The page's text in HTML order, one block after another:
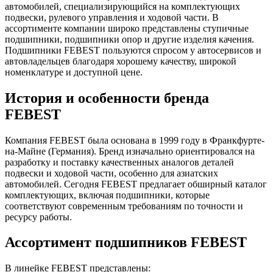
автомобилей, специализирующийся на комплектующих
подвески, рулевого управления и ходовой части. В
ассортименте компании широко представлены ступичные
подшипники, подшипники опор и другие изделия качения.
Подшипники FEBEST пользуются спросом у автосервисов и
автовладельцев благодаря хорошему качеству, широкой
номенклатуре и доступной цене.
История и особенности бренда
FEBEST
Компания FEBEST была основана в 1999 году в Франкфурте-
на-Майне (Германия). Бренд изначально ориентировался на
разработку и поставку качественных аналогов деталей
подвески и ходовой части, особенно для азиатских
автомобилей. Сегодня FEBEST предлагает обширный каталог
комплектующих, включая подшипники, которые
соответствуют современным требованиям по точности и
ресурсу работы.
Ассортимент подшипников FEBEST
В линейке FEBEST представлены: